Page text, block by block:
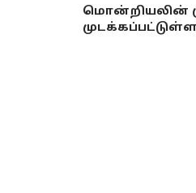
மொன்றியலின்